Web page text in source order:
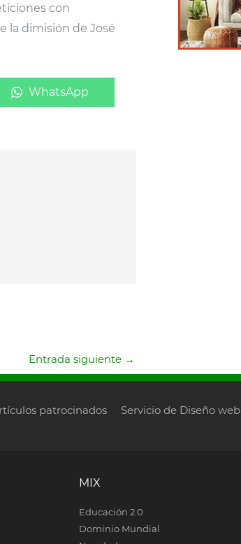
con
la dimisión de José
Compartir
WhatsApp
Entrada siguiente →
patrocinados Servicio de Diseño web
MIX
Educación 2.0
Dominio Mundial